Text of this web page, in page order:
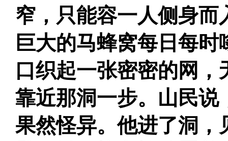
窄，只能容一人侧身
巨大的马蜂窝每日每
口织起一张密密的网
靠近那洞一步。山民说
果然怪异。他进了洞，